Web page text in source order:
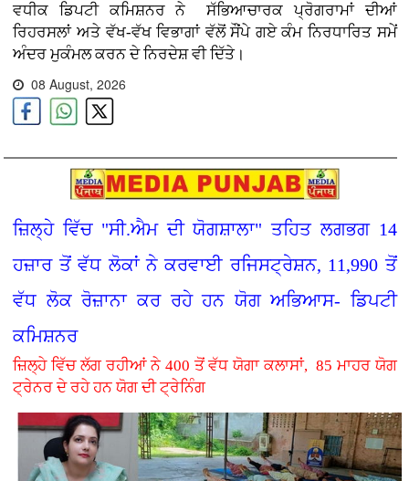
ਵਧੀਕ ਡਿਪਟੀ ਕਮਿਸ਼ਨਰ ਨੇ ਸੱਭਿਆਚਾਰਕ ਪ੍ਰੋਗਰਾਮਾਂ ਦੀਆਂ
ਰਿਹਰਸਲਾਂ ਅਤੇ ਵੱਖ-ਵੱਖ ਵਿਭਾਗਾਂ ਵੱਲੋਂ ਸੌਂਪੇ ਗਏ ਕੰਮ ਨਿਰਧਾਰਿਤ ਸਮੇਂ
ਅੰਦਰ ਮੁਕੰਮਲ ਕਰਨ ਦੇ ਨਿਰਦੇਸ਼ ਵੀ ਦਿੱਤੇ।
08 August, 2026
ਜ਼ਿਲ੍ਹੇ ਵਿੱਚ "ਸੀ.ਐਮ ਦੀ ਯੋਗਸ਼ਾਲਾ" ਤਹਿਤ ਲਗਭਗ 14
ਹਜ਼ਾਰ ਤੋਂ ਵੱਧ ਲੋਕਾਂ ਨੇ ਕਰਵਾਈ ਰਜਿਸਟ੍ਰੇਸ਼ਨ, 11,990 ਤੋਂ
ਵੱਧ ਲੋਕ ਰੋਜ਼ਾਨਾ ਕਰ ਰਹੇ ਹਨ ਯੋਗ ਅਭਿਆਸ- ਡਿਪਟੀ
ਕਮਿਸ਼ਨਰ
ਜ਼ਿਲ੍ਹੇ ਵਿੱਚ ਲੱਗ ਰਹੀਆਂ ਨੇ 400 ਤੋਂ ਵੱਧ ਯੋਗਾ ਕਲਾਸਾਂ, 85 ਮਾਹਰ ਯੋਗ
ਟ੍ਰੇਨਰ ਦੇ ਰਹੇ ਹਨ ਯੋਗ ਦੀ ਟ੍ਰੇਨਿੰਗ